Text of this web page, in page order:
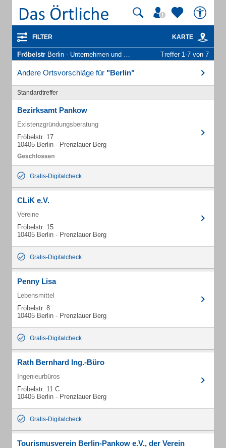
FILTER KARTE
Fröbelstr Berlin - Unternehmen und Personen Treffer 1-7 von 7
Andere Ortsvorschläge für "Berlin"
Standardtreffer
Bezirksamt Pankow
Existenzgründungsberatung
Fröbelstr. 17
10405 Berlin - Prenzlauer Berg
Gratis-Digitalcheck
CLiK e.V.
Vereine
Fröbelstr. 15
10405 Berlin - Prenzlauer Berg
Gratis-Digitalcheck
Penny Lisa
Lebensmittel
Fröbelstr. 8
10405 Berlin - Prenzlauer Berg
Gratis-Digitalcheck
Rath Bernhard Ing.-Büro
Ingenieurbüros
Fröbelstr. 11 C
10405 Berlin - Prenzlauer Berg
Gratis-Digitalcheck
Tourismusverein Berlin-Pankow e.V., der Verein